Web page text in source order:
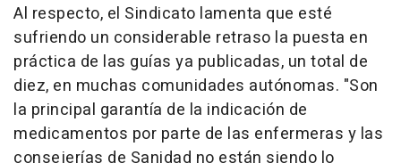
Al respecto, el Sindicato lamenta que esté
sufriendo un considerable retraso la puesta en
práctica de las guías ya publicadas, un total de
diez, en muchas comunidades autónomas. "Son
la principal garantía de la indicación de
medicamentos por parte de las enfermeras y las
consejerías de Sanidad no están siendo lo